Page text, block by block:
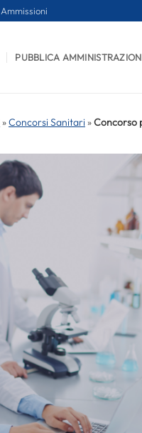
Ammissioni
PUBBLICA
»Concorsi Sanitari »Concorso